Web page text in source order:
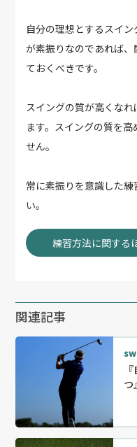
自分の理想とするスイ
が素振りなのであれば
ておくべきです。
スイングの質が高くな
ます。スイングの質を
せん。
常に素振りを意識した
い。
練習方法に関する
関連記事
つ